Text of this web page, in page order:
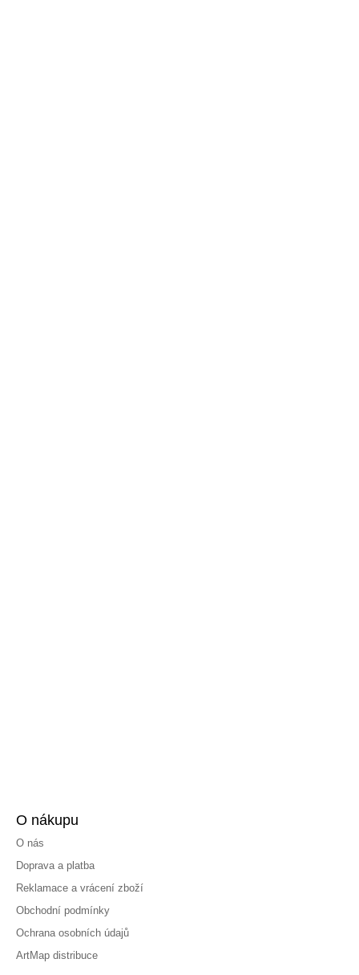
O nákupu
O nás
Doprava a platba
Reklamace a vrácení zboží
Obchodní podmínky
Ochrana osobních údajů
ArtMap distribuce